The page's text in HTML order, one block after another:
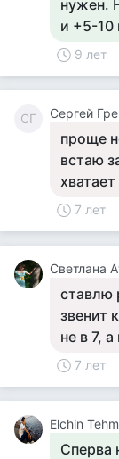
нужен.
и +5-10
9 лет
СГ Сергей
проще
встаю
7 лет
Светлана
ставлю
звенит
не в 7, а
7 лет
Elchin
Сперва